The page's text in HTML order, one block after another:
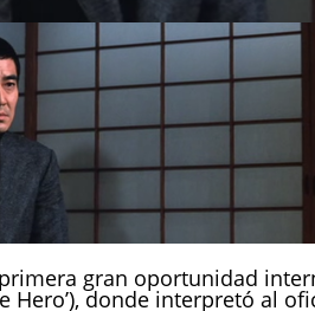
gran oportunidad
Hero’), donde interpretó al